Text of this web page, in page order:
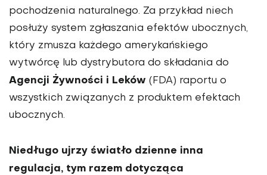
pochodzenia naturalnego. Za przykład niech
posłuży system zgłaszania efektów ubocznych,
który zmusza każdego amerykańskiego
wytwórcę lub dystrybutora do składania do
Agencji Żywności i Leków (FDA) raportu o
wszystkich związanych z produktem efektach
ubocznych.
Niedługo ujrzy światło dzienne inna
regulacja, tym razem dotycząca